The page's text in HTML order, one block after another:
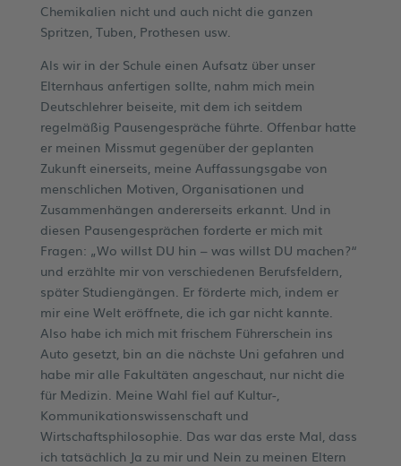
Chemikalien nicht und auch nicht die ganzen
Spritzen, Tuben, Prothesen usw.
Als wir in der Schule einen Aufsatz über unser
Elternhaus anfertigen sollte, nahm mich mein
Deutschlehrer beiseite, mit dem ich seitdem
regelmäßig Pausengespräche führte. Offenbar hatte
er meinen Missmut gegenüber der geplanten
Zukunft einerseits, meine Auffassungsgabe von
menschlichen Motiven, Organisationen und
Zusammenhängen andererseits erkannt. Und in
diesen Pausengesprächen forderte er mich mit
Fragen: „Wo willst DU hin – was willst DU machen?“
und erzählte mir von verschiedenen Berufsfeldern,
später Studiengängen. Er förderte mich, indem er
mir eine Welt eröffnete, die ich gar nicht kannte.
Also habe ich mich mit frischem Führerschein ins
Auto gesetzt, bin an die nächste Uni gefahren und
habe mir alle Fakultäten angeschaut, nur nicht die
für Medizin. Meine Wahl fiel auf Kultur-,
Kommunikationswissenschaft und
Wirtschaftsphilosophie. Das war das erste Mal, dass
ich tatsächlich Ja zu mir und Nein zu meinen Eltern